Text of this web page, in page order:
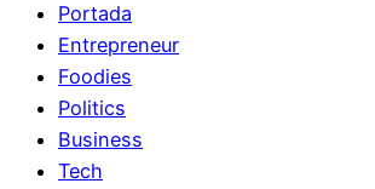
Portada
Entrepreneur
Foodies
Politics
Business
Tech